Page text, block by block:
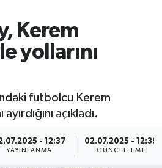
Kerem
yollarını
futbolcu Kerem
açıkladı.
- 12:37
YAYINLANMA
02.07.2025 - 12:39
GÜNCELLEME